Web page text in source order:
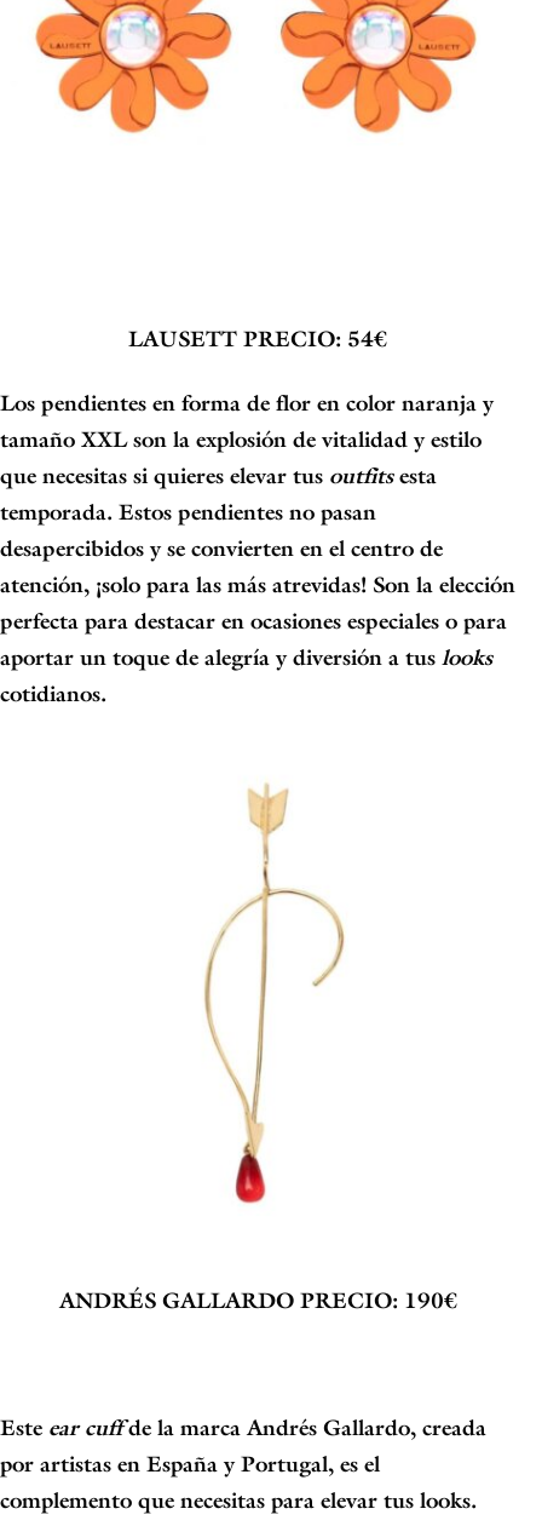
LAUSETT PRECIO: 54€
Los pendientes en forma de flor en color naranja y
tamaño XXLson la explosión de vitalidad y estilo
que necesitas si quieres elevar tus outfitsesta
temporada. Estos pendientes no pasan
desapercibidos y se convierten en el centro de
atención, ¡solo para las más atrevidas! Son la elección
perfecta para destacar en ocasiones especiales o para
aportar un toque de alegría y diversión a tus looks
cotidianos.
ANDRÉS GALLARDO PRECIO: 190€
Este ear cuffde la marca Andrés Gallardo, creada
por artistas en España y Portugal, es el
complemento que necesitas para elevar tus looks.